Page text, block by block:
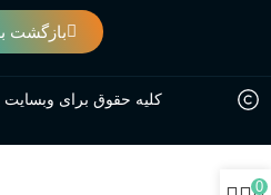
بازگشت
کلیه حقوق برای
0